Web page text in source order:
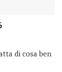
di cosa ben